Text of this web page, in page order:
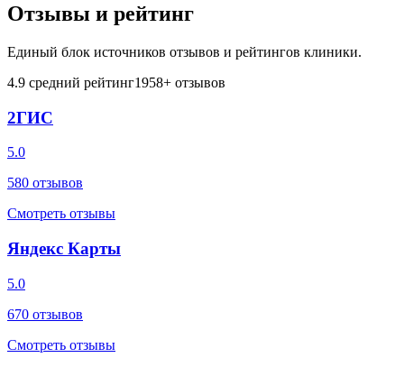
Отзывы и рейтинг
Единый блок источников отзывов и рейтингов клиники.
4.9 средний рейтинг1958+ отзывов
2ГИС
5.0
580 отзывов
Смотреть отзывы
Яндекс Карты
5.0
670 отзывов
Смотреть отзывы